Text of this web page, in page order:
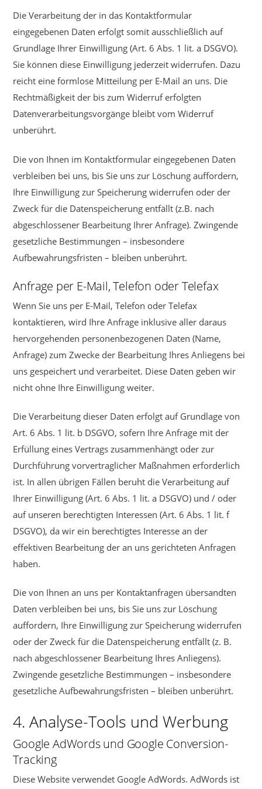
Die Verarbeitung der in das Kontaktformular
eingegebenen Daten erfolgt somit ausschließlich auf
Grundlage Ihrer Einwilligung (Art. 6 Abs. 1 lit. a DSGVO).
Sie können diese Einwilligung jederzeit widerrufen. Dazu
reicht eine formlose Mitteilung per E-Mail an uns. Die
Rechtmäßigkeit der bis zum Widerruf erfolgten
Datenverarbeitungsvorgänge bleibt vom Widerruf
unberührt.
Die von Ihnen im Kontaktformular eingegebenen Daten
verbleiben bei uns, bis Sie uns zur Löschung auffordern,
Ihre Einwilligung zur Speicherung widerrufen oder der
Zweck für die Datenspeicherung entfällt (z.B. nach
abgeschlossener Bearbeitung Ihrer Anfrage). Zwingende
gesetzliche Bestimmungen – insbesondere
Aufbewahrungsfristen – bleiben unberührt.
Anfrage per E-Mail, Telefon oder Telefax
Wenn Sie uns per E-Mail, Telefon oder Telefax
kontaktieren, wird Ihre Anfrage inklusive aller daraus
hervorgehenden personenbezogenen Daten (Name,
Anfrage) zum Zwecke der Bearbeitung Ihres Anliegens bei
uns gespeichert und verarbeitet. Diese Daten geben wir
nicht ohne Ihre Einwilligung weiter.
Die Verarbeitung dieser Daten erfolgt auf Grundlage von
Art. 6 Abs. 1 lit. b DSGVO, sofern Ihre Anfrage mit der
Erfüllung eines Vertrags zusammenhängt oder zur
Durchführung vorvertraglicher Maßnahmen erforderlich
ist. In allen übrigen Fällen beruht die Verarbeitung auf
Ihrer Einwilligung (Art. 6 Abs. 1 lit. a DSGVO) und / oder
auf unseren berechtigten Interessen (Art. 6 Abs. 1 lit. f
DSGVO), da wir ein berechtigtes Interesse an der
effektiven Bearbeitung der an uns gerichteten Anfragen
haben.
Die von Ihnen an uns per Kontaktanfragen übersandten
Daten verbleiben bei uns, bis Sie uns zur Löschung
auffordern, Ihre Einwilligung zur Speicherung widerrufen
oder der Zweck für die Datenspeicherung entfällt (z. B.
nach abgeschlossener Bearbeitung Ihres Anliegens).
Zwingende gesetzliche Bestimmungen – insbesondere
gesetzliche Aufbewahrungsfristen – bleiben unberührt.
4. Analyse-Tools und Werbung
Google AdWords und Google Conversion-
Tracking
Diese Website verwendet Google AdWords. AdWords ist